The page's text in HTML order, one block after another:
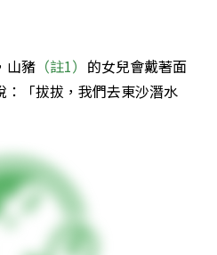
山豬 （註1） 的女兒會戴著面
「拔拔，我們去東沙潛水